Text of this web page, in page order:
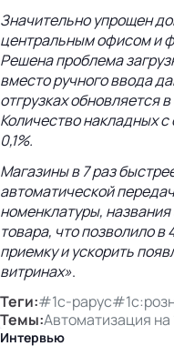
Значительно упрощен
центральным офисом и
Решена проблема
вместо ручного ввода
отгрузках обновляется
Количество накладных
0,1%.
Магазины в 7 раз
автоматической
номенклатуры,
товара, что позволило в
приемку и ускорить
витринах».
Теги:#1с-рарус
Темы:Автоматизация на
Интервью